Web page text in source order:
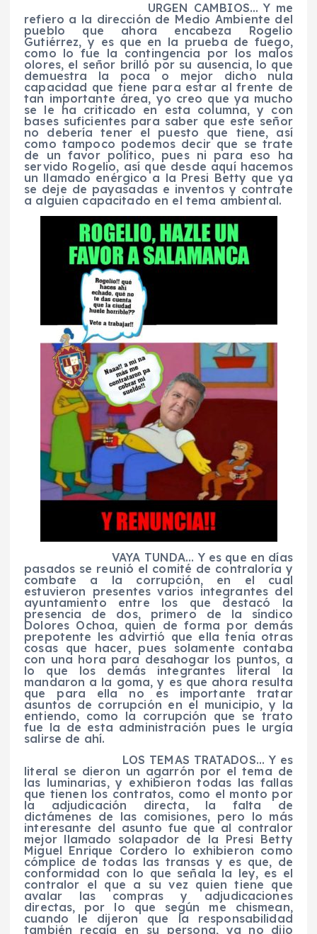
URGEN CAMBIOS… Y me
refiero a la dirección de Medio Ambiente del
pueblo que ahora encabeza Rogelio
Gutiérrez, y es que en la prueba de fuego,
como lo fue la contingencia por los malos
olores, el señor brilló por su ausencia, lo que
demuestra la poca o mejor dicho nula
capacidad que tiene para estar al frente de
tan importante área, yo creo que ya mucho
se le ha criticado en esta columna, y con
bases suficientes para saber que este señor
no debería tener el puesto que tiene, así
como tampoco podemos decir que se trate
de un favor político, pues ni para eso ha
servido Rogelio, así que desde aquí hacemos
un llamado enérgico a la Presi Betty que ya
se deje de payasadas e inventos y contrate
a alguien capacitado en el tema ambiental.
VAYA TUNDA… Y es que en días
pasados se reunió el comité de contraloría y
combate a la corrupción, en el cual
estuvieron presentes varios integrantes del
ayuntamiento entre los que destacó la
presencia de dos, primero de la síndico
Dolores Ochoa, quien de forma por demás
prepotente les advirtió que ella tenía otras
cosas que hacer, pues solamente contaba
con una hora para desahogar los puntos, a
lo que los demás integrantes literal la
mandaron a la goma, y es que ahora resulta
que para ella no es importante tratar
asuntos de corrupción en el municipio, y la
entiendo, como la corrupción que se trato
fue la de esta administración pues le urgía
salirse de ahí.
LOS TEMAS TRATADOS… Y es
literal se dieron un agarrón por el tema de
las luminarias, y exhibieron todas las fallas
que tienen los contratos, como el monto por
la adjudicación directa, la falta de
dictámenes de las comisiones, pero lo más
interesante del asunto fue que al contralor
mejor llamado solapador de la Presi Betty
Miguel Enrique Cordero lo exhibieron como
cómplice de todas las transas y es que, de
conformidad con lo que señala la ley, es el
contralor el que a su vez quien tiene que
avalar las compras y adjudicaciones
directas, por lo que según me chismean,
cuando le dijeron que la responsabilidad
también recaía en su persona, ya no dijo